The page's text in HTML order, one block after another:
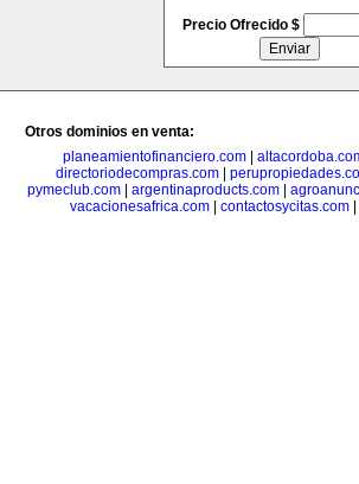
Precio Ofrecido $
Otros dominios en venta:
planeamientofinanciero.com|
directoriodecompras.com|
pymeclub.com| argentinaproducts.com|
vacacionesafrica.com| contactosycitas.com|